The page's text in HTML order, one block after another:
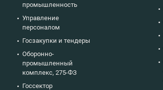
промышленность
Управление
персоналом
Госзакупки и тендеры
Оборонно-
промышленный
комплекс, 275-ФЗ
Госсектор